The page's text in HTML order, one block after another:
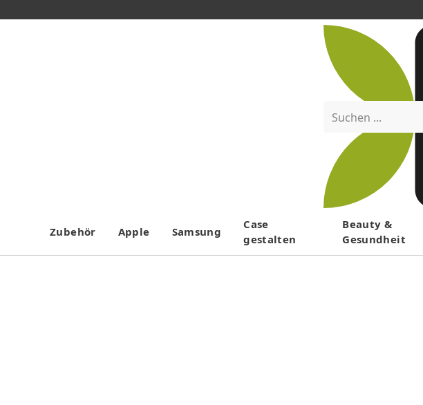
Menü
Suchen ...
Zubehör Apple Samsung
Case
gestalten
Beauty &
Gesundheit